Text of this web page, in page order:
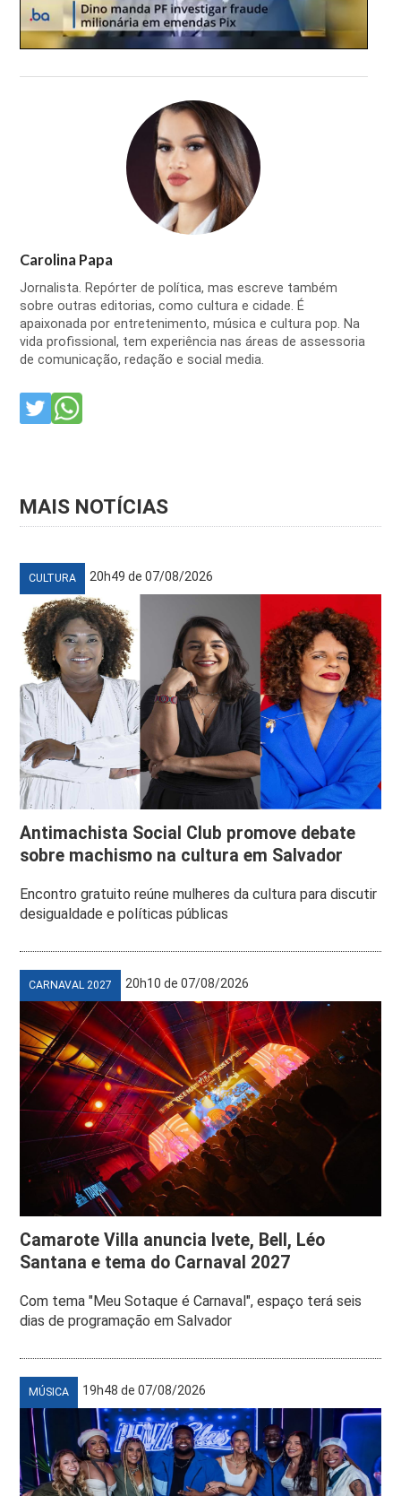
Carolina Papa
Jornalista. Repórter de política, mas escreve também
sobre outras editorias, como cultura e cidade. É
apaixonada por entretenimento, música e cultura pop. Na
vida profissional, tem experiência nas áreas de assessoria
de comunicação, redação e social media.
MAIS NOTÍCIAS
CULTURA 20h49 de 07/08/2026
Antimachista Social Club promove debate
sobre machismo na cultura em Salvador
Encontro gratuito reúne mulheres da cultura para discutir
desigualdade e políticas públicas
CARNAVAL 2027 20h10 de 07/08/2026
Camarote Villa anuncia Ivete, Bell, Léo
Santana e tema do Carnaval 2027
Com tema "Meu Sotaque é Carnaval", espaço terá seis
dias de programação em Salvador
MÚSICA 19h48 de 07/08/2026